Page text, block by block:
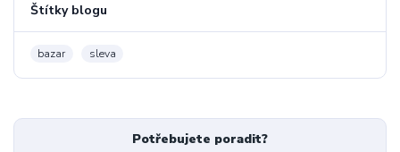
Štítky blogu
bazar sleva
Potřebujete poradit?